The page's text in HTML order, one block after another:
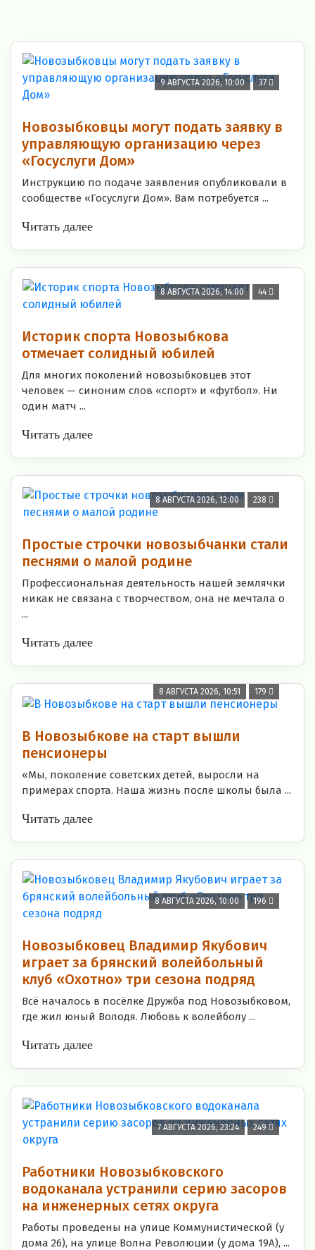
9 АВГУСТА 2026, 10:00 37
Новозыбковцы могут подать заявку в
управляющую организацию через
«Госуслуги Дом»
Инструкцию по подаче заявления опубликовали в
сообществе «Госуслуги Дом». Вам потребуется ...
Читать далее
8 АВГУСТА 2026, 14:00 44
Историк спорта Новозыбкова
отмечает солидный юбилей
Для многих поколений новозыбковцев этот
человек — синоним слов «спорт» и «футбол». Ни
один матч ...
Читать далее
8 АВГУСТА 2026, 12:00 238
Простые строчки новозыбчанки стали
песнями о малой родине
Профессиональная деятельность нашей землячки
никак не связана с творчеством, она не мечтала о
...
Читать далее
8 АВГУСТА 2026, 10:51 179
В Новозыбкове на старт вышли
пенсионеры
«Мы, поколение советских детей, выросли на
примерах спорта. Наша жизнь после школы была ...
Читать далее
8 АВГУСТА 2026, 10:00 196
Новозыбковец Владимир Якубович
играет за брянский волейбольный
клуб «Охотно» три сезона подряд
Всё началось в посёлке Дружба под Новозыбковом,
где жил юный Володя. Любовь к волейболу ...
Читать далее
7 АВГУСТА 2026, 23:24 249
Работники Новозыбковского
водоканала устранили серию засоров
на инженерных сетях округа
Работы проведены на улице Коммунистической (у
дома 26), на улице Волна Революции (у дома 19А), ...